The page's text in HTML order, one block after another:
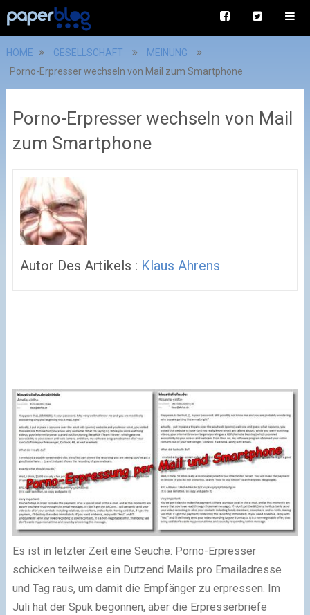
HOME GESELLSCHAFT
MEINUNG
Porno-Erpresser wechseln von Mail zum Smartphone
Porno-Erpresser wechseln von Mail
zum Smartphone
Autor Des Artikels : Klaus Ahrens
Es ist in letzter Zeit eine Seuche: Porno-Erpresser
schicken teilweise ein Dutzend Mails pro Emailadresse
und Tag raus, um damit die Empfänger zu erpressen. Im
Juli hat der Spuk begonnen, aber die Erpresserbriefe